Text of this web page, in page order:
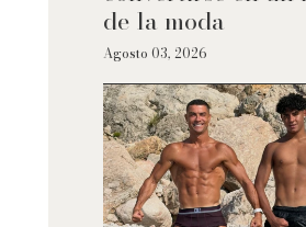
de la moda
Agosto 03, 2026